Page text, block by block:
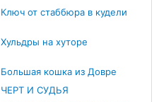
Ключ от стаббюра в кудели
Хульдры на хуторе
Большая кошка из Довре
ЧЕРТ И СУДЬЯ